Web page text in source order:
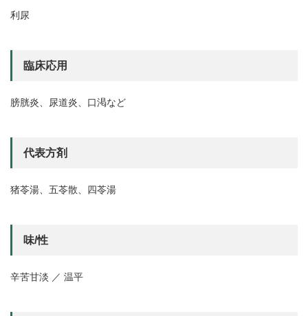
利尿
臨床応用
膀胱炎、尿道炎、口渇など
代表方剤
猪苓湯、五苓散、四苓湯
味/性
辛苦甘淡 ／ 温平